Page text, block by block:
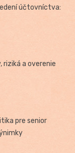
účtovníctva:
riziká a overenie
pre senior